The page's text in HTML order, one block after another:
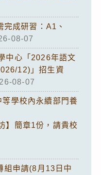
成研習：A1、
08-07
中心「2026年語文
12)」招生資
08-07
學校內永續部門養
】簡章1份，請貴校
組申請(8月13日中